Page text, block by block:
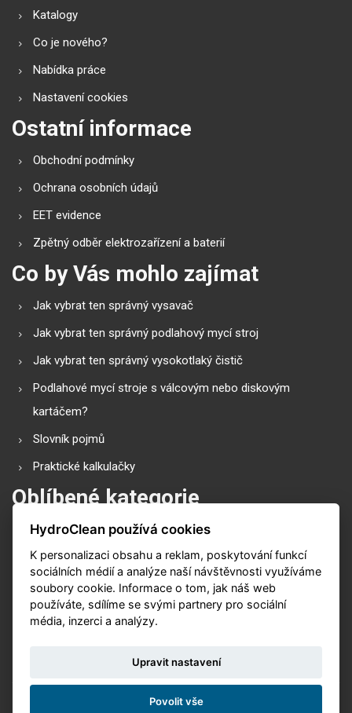
Katalogy
Co je nového?
Nabídka práce
Nastavení cookies
Ostatní informace
Obchodní podmínky
Ochrana osobních údajů
EET evidence
Zpětný odběr elektrozařízení a baterií
Co by Vás mohlo zajímat
Jak vybrat ten správný vysavač
Jak vybrat ten správný podlahový mycí stroj
Jak vybrat ten správný vysokotlaký čistič
Podlahové mycí stroje s válcovým nebo diskovým
kartáčem?
Slovník pojmů
Praktické kalkulačky
Oblíbené kategorie
Průmyslové vysavače
Vysokotlaké čističe
Podlahové mycí stroje
Zametací stroje
HydroClean používá cookies
K personalizaci obsahu a reklam, poskytování funkcí
sociálních médií a analýze naší návštěvnosti využíváme
soubory cookie. Informace o tom, jak náš web
používáte, sdílíme se svými partnery pro sociální
média, inzerci a analýzy.
Upravit nastavení
Povolit vše